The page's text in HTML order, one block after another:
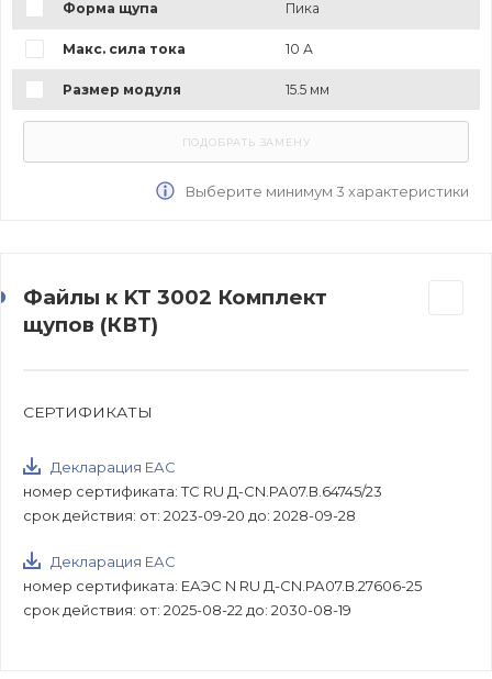
Форма щупа Пика
Макс. сила тока 10 А
Размер модуля 15.5 мм
Выберите минимум 3 характеристики
Файлы к KT 3002 Комплект
щупов (КВТ)
СЕРТИФИКАТЫ
Декларация ЕАС
номер сертификата: ТС RU Д-CN.РА07.В.64745/23
срок действия: от: 2023-09-20 до: 2028-09-28
Декларация ЕАС
номер сертификата: ЕАЭС N RU Д-CN.РА07.В.27606-25
срок действия: от: 2025-08-22 до: 2030-08-19